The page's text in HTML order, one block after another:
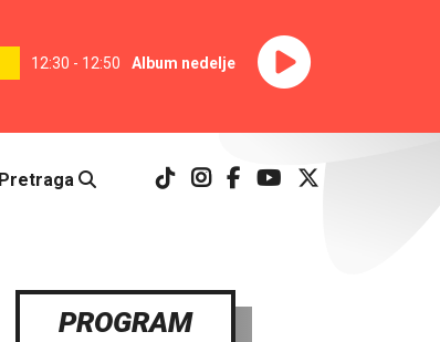
12:30 - 12:50 Album nedelje
Pretraga
PROGRAM